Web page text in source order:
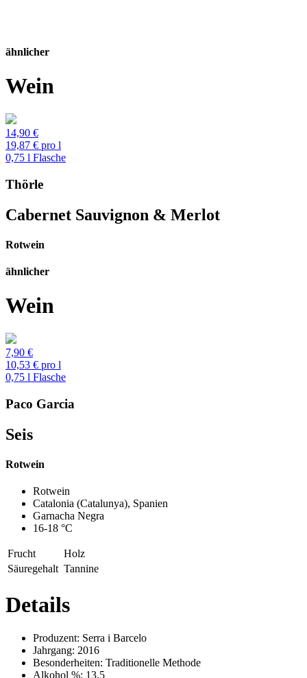
ähnlicher
Wein
14,90 €
19,87 € pro l
0,75 l Flasche
Thörle
Cabernet Sauvignon & Merlot
Rotwein
ähnlicher
Wein
7,90 €
10,53 € pro l
0,75 l Flasche
Paco Garcia
Seis
Rotwein
Previous
Next
Rotwein
Catalonia (Catalunya), Spanien
Garnacha Negra
16-18 °C
Frucht
Holz
Säuregehalt Tannine
Details
Produzent: Serra i Barcelo
Jahrgang: 2016
Besonderheiten: Traditionelle Methode
Alkohol %: 13.5